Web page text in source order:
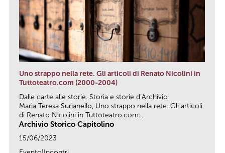
Uno strappo nella rete. Gli articoli di Renato Nicolini in
Tuttoteatro.com (2000-2004)
Dalle carte alle storie. Storia e storie d’Archivio
Maria Teresa Surianello, Uno strappo nella rete. Gli articoli
di Renato Nicolini in Tuttoteatro.com...
Archivio Storico Capitolino
15/06/2023